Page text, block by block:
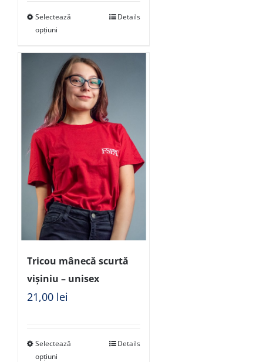
Selectează
opțiuni
Details
Tricou mânecă scurtă
vișiniu – unisex
21,00 lei
Selectează
opțiuni
Details